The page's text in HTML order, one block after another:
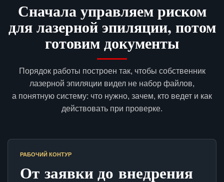
Сначала управляем риском
для лазерной эпиляции, потом
готовим документы
Порядок работы построен так, чтобы собственник
лазерной эпиляции видел не набор файлов,
а понятную систему: что нужно, зачем, кто ведет и как
действовать при проверке.
РАБОЧИЙ КОНТУР
От заявки до внедрения